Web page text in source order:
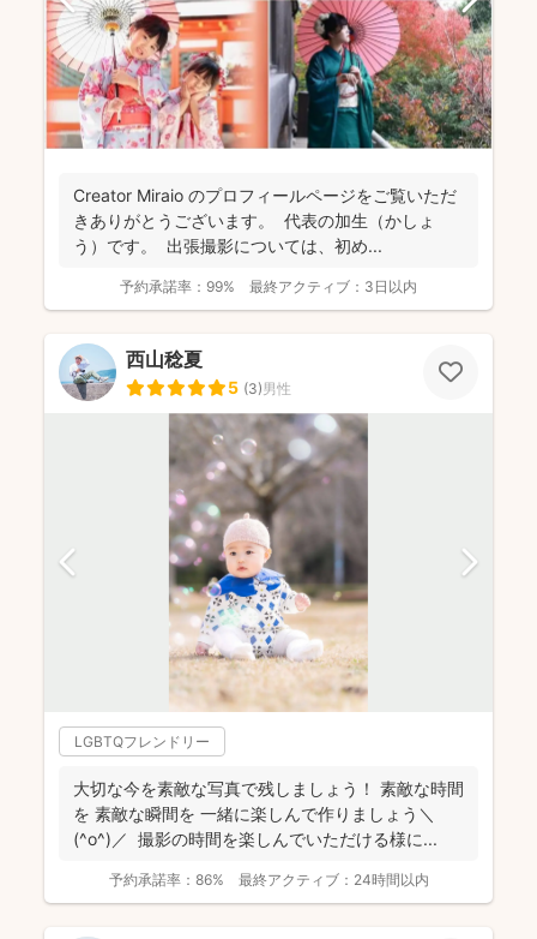
Creator Miraio のプロフィールページをご覧いただ
きありがとうございます。 代表の加生（かしょ
う）です。 出張撮影については、初め...
予約承諾率： 99% 最終アクティブ： 3日以内
西山稔夏
5 (3)男性
LGBTQフレンドリー
大切な今を素敵な写真で残しましょう！ 素敵な時間
を 素敵な瞬間を 一緒に楽しんで作りましょう＼
(^o^)／ 撮影の時間を楽しんでいただける様に...
予約承諾率： 86% 最終アクティブ： 24時間以内